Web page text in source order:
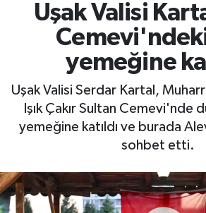
Uşak Valisi
yemeğine
Uşak Valisi Serdar Kartal,
Işık Çakır Sultan Cemevi'nde
yemeğine katıldı ve burada
sohbet etti.